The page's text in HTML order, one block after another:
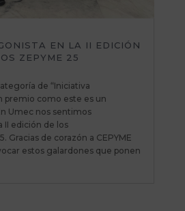
EN LA II EDICIÓN
ZEPYME 25
de “Iniciativa
premio como este es un
Umec nos sentimos
II edición de los
Gracias de corazón a CEPYME
estos galardones que ponen